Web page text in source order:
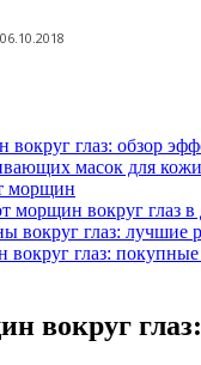
06.10.2018
глаз: обзор
масок для кожи
морщин
морщин вокруг глаз
вокруг глаз: лучшие
глаз:
вокруг